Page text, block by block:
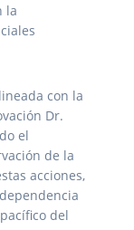
la
con la
Dr.
el
de la
acciones,
del